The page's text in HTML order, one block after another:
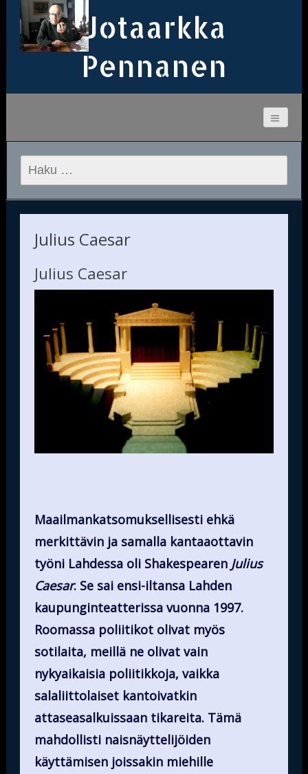
Jotaarkka
Pennanen
Haku:
Julius Caesar
Julius Caesar
Maailmankatsomuksellisesti ehkä
merkittävin ja samalla kantaaottavin
työni Lahdessa oli Shakespearen Julius
Caesar. Se sai ensi-iltansa Lahden
kaupunginteatterissa vuonna 1997.
Roomassa poliitikot olivat myös
sotilaita, meillä ne olivat vain
nykyaikaisia poliitikkoja, vaikka
salaliittolaiset kantoivatkin
attaseasalkuissaan tikareita. Tämä
mahdollisti naisnäyttelijöiden
käyttämisen joissakin miehille